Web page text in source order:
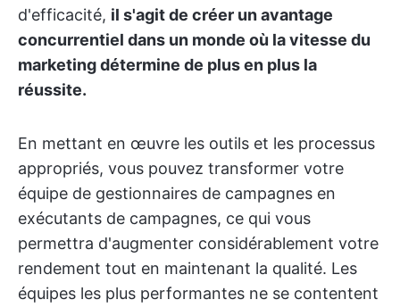
d'efficacité, il s'agit de créer un avantage
concurrentiel dans un monde où la vitesse du
marketing détermine de plus en plus la
réussite.
En mettant en œuvre les outils et les processus
appropriés, vous pouvez transformer votre
équipe de gestionnaires de campagnes en
exécutants de campagnes, ce qui vous
permettra d'augmenter considérablement votre
rendement tout en maintenant la qualité. Les
équipes les plus performantes ne se contentent